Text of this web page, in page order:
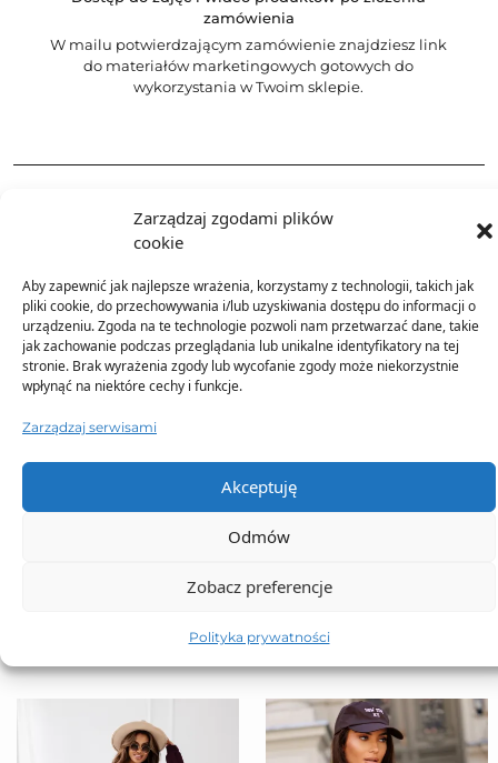
Zarządzaj zgodami plików
cookie
Aby zapewnić jak najlepsze wrażenia, korzystamy z technologii, takich jak
pliki cookie, do przechowywania i/lub uzyskiwania dostępu do informacji o
urządzeniu. Zgoda na te technologie pozwoli nam przetwarzać dane, takie
jak zachowanie podczas przeglądania lub unikalne identyfikatory na tej
stronie. Brak wyrażenia zgody lub wycofanie zgody może niekorzystnie
wpłynąć na niektóre cechy i funkcje.
Zarządzaj serwisami
Akceptuję
Odmów
Zobacz preferencje
Polityka prywatności
zamówienia
W mailu potwierdzającym zamówienie znajdziesz link
do materiałów marketingowych gotowych do
wykorzystania w Twoim sklepie.
Dostawa
Dodatkowe informacje
TO SIĘ TERAZ SPRZEDAJE